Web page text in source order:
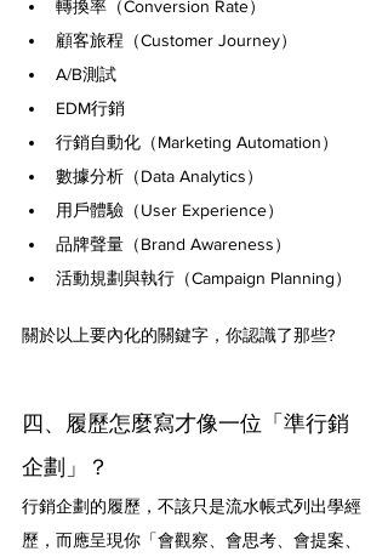
轉換率（Conversion Rate）
顧客旅程（Customer Journey）
A/B測試
EDM行銷
行銷自動化（Marketing Automation）
數據分析（Data Analytics）
用戶體驗（User Experience）
品牌聲量（Brand Awareness）
活動規劃與執行（Campaign Planning）
關於以上要內化的關鍵字，你認識了那些?
四、履歷怎麼寫才像一位「準行銷
企劃」？
行銷企劃的履歷，不該只是流水帳式列出學經
歷，而應呈現你「會觀察、會思考、會提案、